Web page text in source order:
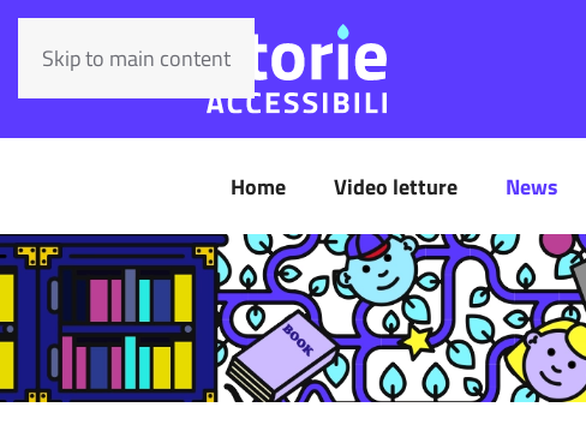
Skip to main content
Home Video letture News